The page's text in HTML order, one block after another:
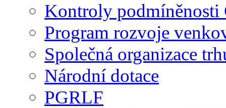
Kontroly podmíněnosti
Program rozvoje
Společná organizace
Národní dotace
PGRLF